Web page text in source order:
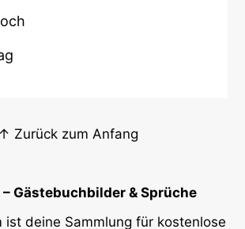
↑ Zurück zum Anfang
– Gästebuchbilder & Sprüche
ist deine Sammlung für kostenlose